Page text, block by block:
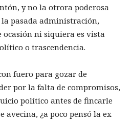
y no la otrora poderosa
pasada administración,
ni siquiera es vista
o trascendencia.
fuero para gozar de
por la falta de compromisos,
político antes de fincarle
avecina, ¿a poco pensó la ex